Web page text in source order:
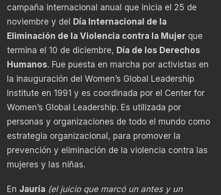
campaña internacional anual que inicia el 25 de
noviembre y del Día Internacional de la
Eliminación de la Violencia contra la Mujer que
termina el 10 de diciembre, Día de los Derechos
Humanos. Fue puesta en marcha por activistas en
la inauguración del Women’s Global Leadership
Institute en 1991 y es coordinada por el Center for
Women’s Global Leadership. Es utilizada por
personas y organizaciones de todo el mundo como
estrategia organizacional, para promover la
prevención y eliminación de la violencia contra las
mujeres y las niñas.
En Jauría (el juicio que marcó un antes y un